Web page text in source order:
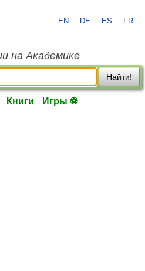
EN DE ES FR
на Академике
Найти!
Книги Игры ⚽